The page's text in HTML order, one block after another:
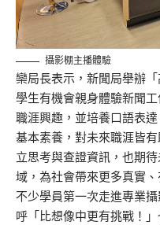
攝影棚主播體驗
欒局長表示，新聞局舉辦
學生有機會親身體驗新聞
職涯興趣，並培養口語表
基本素養，對未來職涯皆
立思考與查證資訊，也期
域，為社會帶來更多真實、
不少學員第一次走進專業
呼「比想像中更有挑戰！